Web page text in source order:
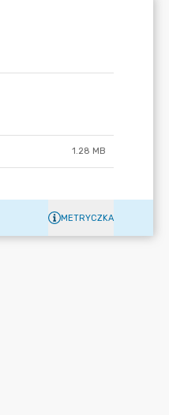
1.28 MB
METRYCZKA